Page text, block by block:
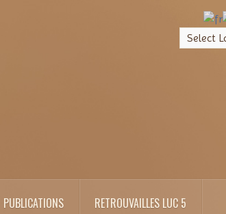
PUBLICATIONS RETROUVAILLES LUC 5